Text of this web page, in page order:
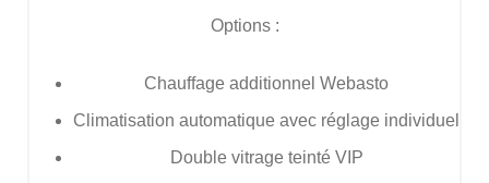
Options :
Chauffage additionnel Webasto
Climatisation automatique avec réglage individuel
Double vitrage teinté VIP